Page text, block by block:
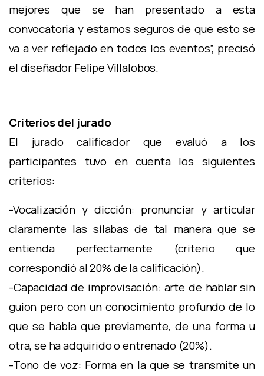
mejores que se han presentado a esta
convocatoria y estamos seguros de que esto se
va a ver reflejado en todos los eventos”, precisó
el diseñador Felipe Villalobos.
Criterios del jurado
El jurado calificador que evaluó a los
participantes tuvo en cuenta los siguientes
criterios:
-Vocalización y dicción: pronunciar y articular
claramente las sílabas de tal manera que se
entienda perfectamente (criterio que
correspondió al 20% de la calificación).
-Capacidad de improvisación: arte de hablar sin
guion pero con un conocimiento profundo de lo
que se habla que previamente, de una forma u
otra, se ha adquirido o entrenado (20%).
-Tono de voz: Forma en la que se transmite un